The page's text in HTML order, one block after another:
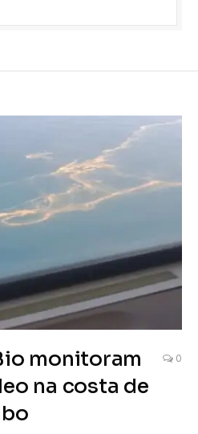
monitoram
na costa de
0